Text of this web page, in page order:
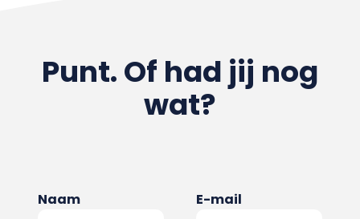
Punt. Of had jij nog
wat?
Naam E-mail